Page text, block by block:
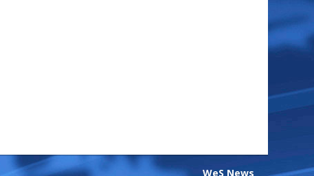
WeS News